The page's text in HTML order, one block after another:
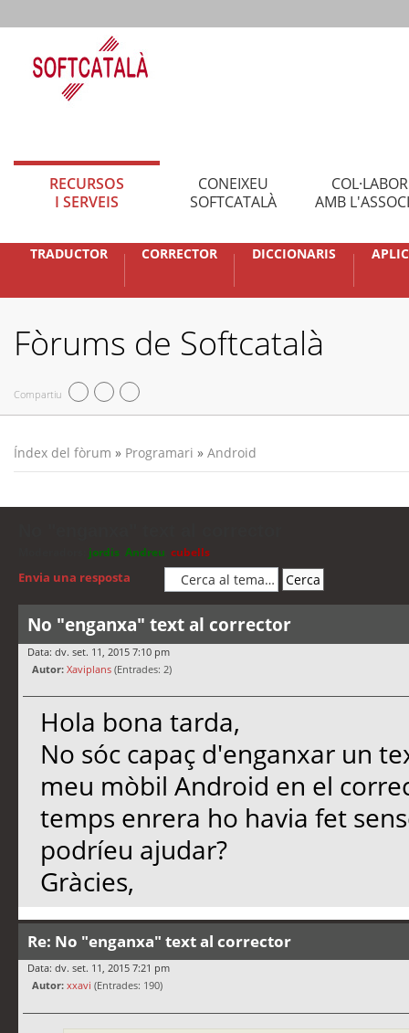
RECURSOS
I SERVEIS
CONEIXEU
SOFTCATALÀ
AMB
TRADUCTOR CORRECTOR DICCIONARIS
Fòrums de Softcatalà
Compartiu
Índex del fòrum » Programari » Android
jordis Andreu cubells
Envia una resposta
No "enganxa" text al corrector
Data: dv. set. 11, 2015 7:10 pm
Autor: Xaviplans (Entrades: 2)
Hola bona tarda,
No sóc capaç d'enganxar un
meu mòbil Android en el
temps enrera ho havia fet
podríeu ajudar?
Gràcies,
Re: No "enganxa" text al corrector
Data: dv. set. 11, 2015 7:21 pm
Autor: xxavi (Entrades: 190)